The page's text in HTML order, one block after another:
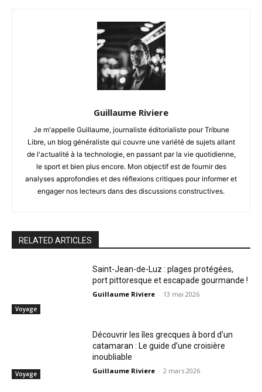
Guillaume Riviere
Je m'appelle Guillaume, journaliste éditorialiste pour Tribune
Libre, un blog généraliste qui couvre une variété de sujets allant
de l'actualité à la technologie, en passant par la vie quotidienne,
le sport et bien plus encore. Mon objectif est de fournir des
analyses approfondies et des réflexions critiques pour informer et
engager nos lecteurs dans des discussions constructives.
RELATED ARTICLES
Voyage
Saint-Jean-de-Luz : plages protégées,
port pittoresque et escapade gourmande !
Guillaume Riviere - 13 mai 2026
Voyage
Découvrir les îles grecques à bord d’un
catamaran : Le guide d’une croisière
inoubliable
Guillaume Riviere - 2 mars 2026